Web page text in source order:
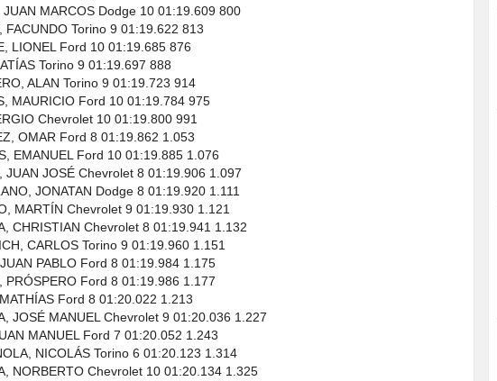
JUAN MARCOS Dodge 10 01:19.609 800
FACUNDO Torino 9 01:19.622 813
LIONEL Ford 10 01:19.685 876
Torino 9 01:19.697 888
ALAN Torino 9 01:19.723 914
MAURICIO Ford 10 01:19.784 975
Chevrolet 10 01:19.800 991
OMAR Ford 8 01:19.862 1.053
EMANUEL Ford 10 01:19.885 1.076
JUAN JOSÉ Chevrolet 8 01:19.906 1.097
JONATAN Dodge 8 01:19.920 1.111
MARTÍN Chevrolet 9 01:19.930 1.121
CHRISTIAN Chevrolet 8 01:19.941 1.132
CARLOS Torino 9 01:19.960 1.151
PABLO Ford 8 01:19.984 1.175
PRÓSPERO Ford 8 01:19.986 1.177
Ford 8 01:20.022 1.213
JOSÉ MANUEL Chevrolet 9 01:20.036 1.227
MANUEL Ford 7 01:20.052 1.243
NICOLÁS Torino 6 01:20.123 1.314
NORBERTO Chevrolet 10 01:20.134 1.325